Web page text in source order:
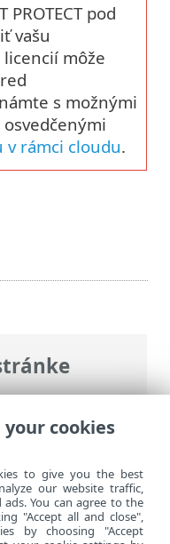
Business
ESET
PROTECT pod
vašu
môže
s možnými
v rámci cloudu.
cookies
to give you the best
our website traffic,
You can agree to the
"Accept all and close",
by choosing "Accept